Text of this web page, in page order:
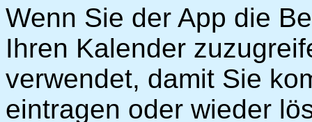
Wenn Sie der App die
Ihren Kalender
verwendet, damit Sie
eintragen oder wieder